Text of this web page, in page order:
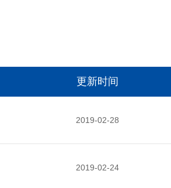
更新时间
2019-02-28
2019-02-24